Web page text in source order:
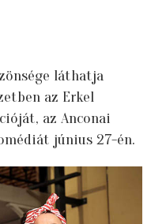
láthatja
az Erkel
az Anconai
június 27-én.